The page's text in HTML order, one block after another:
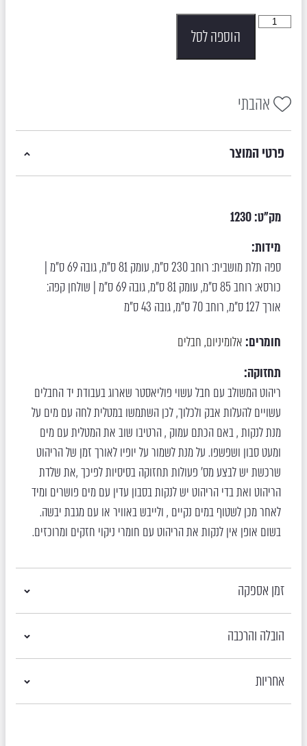
הוספה לסל
אהבתי
פרטי המוצר
מק"ט:1230
מידות:
ספה תלת מושבית: רוחב 230 ס"מ, עומק 81 ס"מ, גובה 69 ס"מ |
כורסא: רוחב 85 ס"מ, עומק 81 ס"מ, גובה 69 ס"מ | שולחן קפה:
אורך 127 ס"מ, רוחב 70 ס"מ, גובה 43 ס"מ
חומרים: אלומיניום, חבלים
תחזוקה:
ריהוט המשולב עם חבל עשוי פוליאסטר שארוג בעבודת יד החבלים
עשויים להעלות אבק ולכלוך, לכן השתמשו במטלית לחה עם מים על
מנת לנקות , באם הכתם עמוק , הרטיבו שוב את המטלית עם מים
ומעט סבון ושפשפו. על מנת לשמור על יופיו לאורך זמן של הריהוט
שרכשת יש לבצע מס’ פעולות תחזוקה בסיסיות לפיכך ,את שלדת
הריהוט ואת בדי הריהוט יש לנקות בסבון עדין עם מים פושרים ומיד
לאחר מכן לשטוף במים נקיים , ולייבש באוויר או עם מגבת יבשה.
בשום אופן אין לנקות את הריהוט עם חומרי ניקוי חזקים ומרוכזים.
זמן אספקה
הובלה והרכבה
אחריות